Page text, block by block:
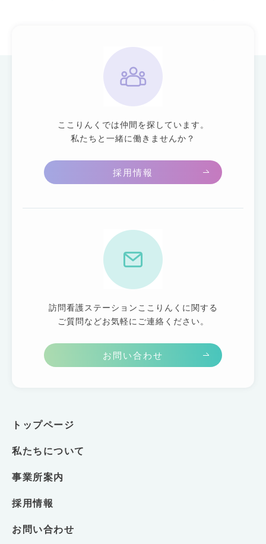
ここりんくでは仲間を探しています。
私たちと一緒に働きませんか？
採用情報
訪問看護ステーションここりんくに関する
ご質問などお気軽にご連絡ください。
お問い合わせ
トップページ
私たちについて
事業所案内
採用情報
お問い合わせ